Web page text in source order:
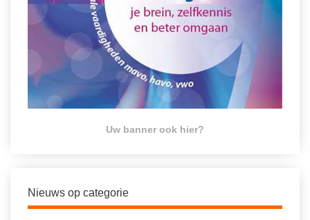
Uw banner ook hier?
Nieuws op categorie